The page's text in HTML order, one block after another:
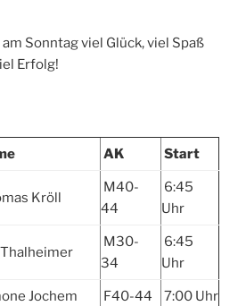
Sonntag viel Glück, viel Spaß
Erfolg!
AK Start
Kröll
M40-
44
6:45
Uhr
M30-
34
6:45
Uhr
Jochem F40-44 7:00 Uhr